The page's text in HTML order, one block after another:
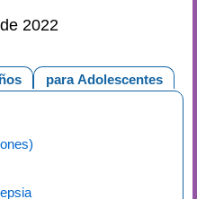
2022
para Adolescentes